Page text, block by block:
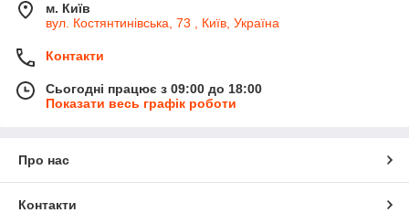
м. Київ
вул. Костянтинівська, 73 , Київ, Україна
Контакти
Сьогодні працює з 09:00 до 18:00
Показати весь графік роботи
Про нас
Контакти